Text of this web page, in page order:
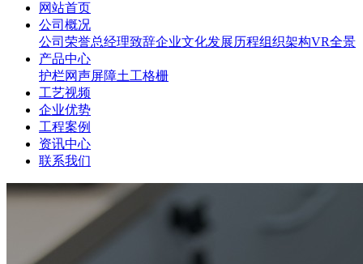
网站首页
公司概况
公司荣誉总经理致辞企业文化发展历程组织架构VR全景
产品中心
护栏网声屏障土工格栅
工艺视频
企业优势
工程案例
资讯中心
联系我们